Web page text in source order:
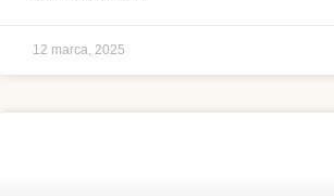
12 marca, 2025